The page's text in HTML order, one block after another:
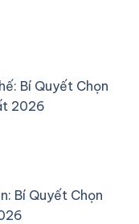
Bí Quyết Chọn
2026
Bí Quyết Chọn